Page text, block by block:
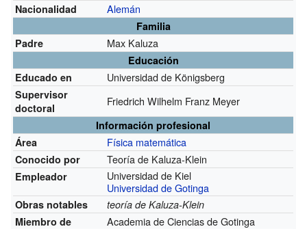
Nacionalidad Alemán
Familia
Padre
Max Kaluza
Educación
Educado en
Universidad de Königsberg
Supervisor
doctoral
Friedrich Wilhelm Franz Meyer
Información profesional
Área
Física matemática
Conocido por Teoría de Kaluza-Klein
Empleador
Universidad de Kiel
Universidad de Gotinga
Obras notables
teoría de Kaluza-Klein
Miembro de
Academia de Ciencias de Gotinga